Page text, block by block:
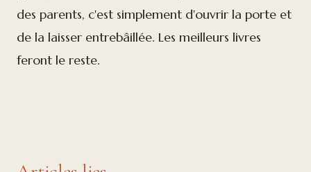
des parents, c'est simplement d'ouvrir la porte et
de la laisser entrebâillée. Les meilleurs livres
feront le reste.